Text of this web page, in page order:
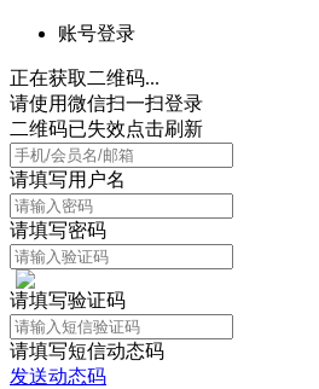
账号登录
正在获取二维码...
请使用微信扫一扫登录
二维码已失效点击刷新
请填写用户名
请填写密码
请填写验证码
请填写短信动态码
发送动态码